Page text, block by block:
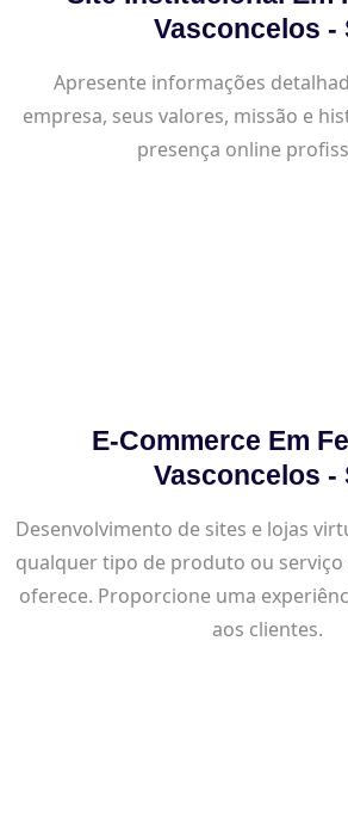
Vasconcelos -
Apresente informações
empresa, seus valores, missão e
presença online
E-Commerce Em
Vasconcelos -
Desenvolvimento de sites e lojas
qualquer tipo de produto ou serviço
oferece. Proporcione uma
aos clientes.